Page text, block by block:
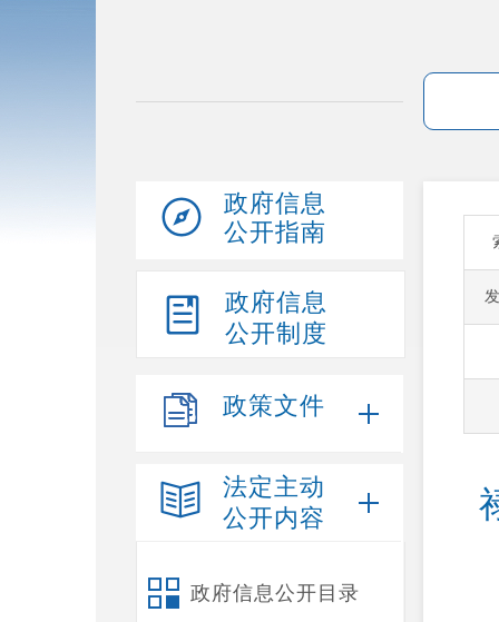
政府信息
公开指南
政府信息
公开制度
政策文件
法定主动
公开内容
政府信息公开目录